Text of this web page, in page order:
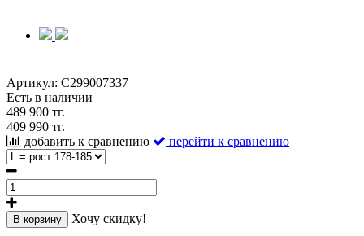
Артикул: C299007337
Есть в наличии
489 900 тг.
409 990 тг.
добавить к сравнению
перейти к сравнению
В корзину Хочу скидку!